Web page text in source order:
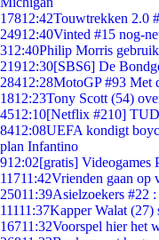
17812:42Touwtrekken 2.0
24912:40Vinted #15 nog-
312:40Philip Morris
21912:30[SBS6] De
28412:28MotoGP #93 Met
1812:23Tony Scott (54)
4512:10[Netflix #210]
8412:08UEFA kondigt
plan Infantino
912:02[gratis] Videogames
11711:42Vrienden gaan op
25011:39Asielzoekers #22
11111:37Kapper Walat (27)
16711:32Voorspel hier het